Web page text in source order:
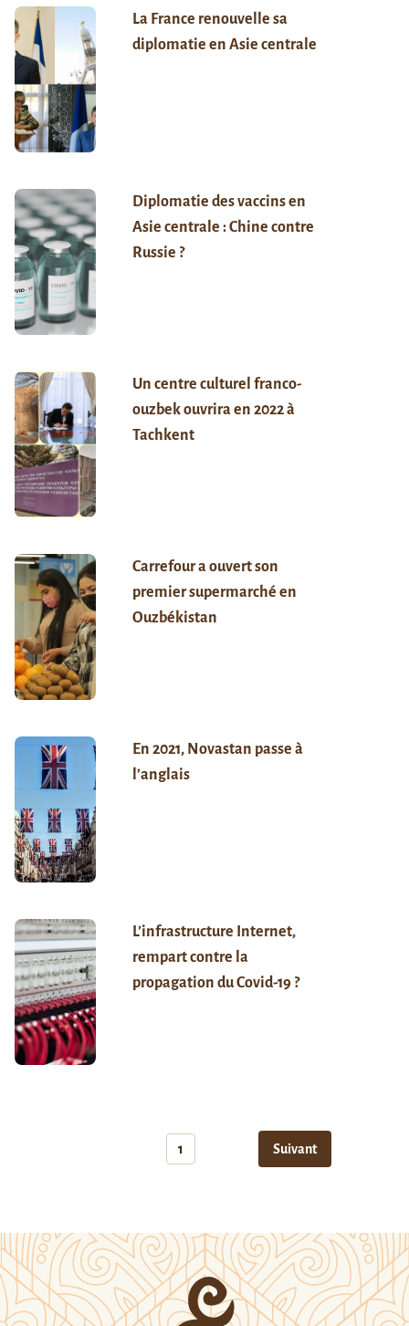
La France renouvelle sa
diplomatie en Asie centrale
Diplomatie des vaccins en
Asie centrale : Chine contre
Russie ?
Un centre culturel franco-
ouzbek ouvrira en 2022 à
Tachkent
Carrefour a ouvert son
premier supermarché en
Ouzbékistan
En 2021, Novastan passe à
l’anglais
L’infrastructure Internet,
rempart contre la
propagation du Covid-19 ?
1 Suivant